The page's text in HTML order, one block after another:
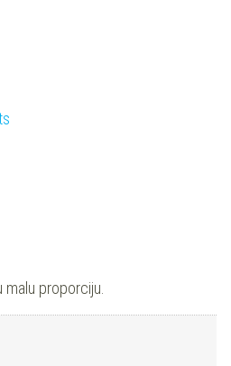
proporciju.